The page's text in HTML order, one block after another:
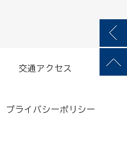
交通アクセス
プライバシーポリシー